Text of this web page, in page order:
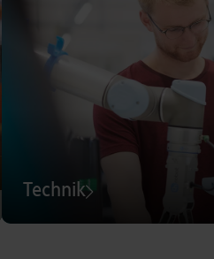
Technik